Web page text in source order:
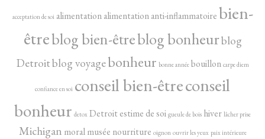
acceptation de soi alimentation alimentation anti-inflammatoirebien-
êtreblog bien-êtreblog bonheurblog
Detroitblog voyagebonheur bonne année bouillon carpe diem
confiance en soi conseil bien-êtreconseil
bonheur detox Detroitestime de soi gueule de bois hiver lâcher prise
Michigan moral musée nourriture oignon ouvrir les yeux paix intérieure